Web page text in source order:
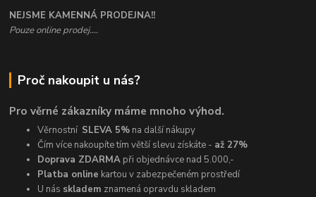
NEJSME KAMENNÁ PRODEJNA!!
Pouze online prodej....
Proč nakoupit u nás?
Pro věrné zákazníky máme mnoho výhod.
Věrnostní SLEVA 5% na další nákupy
Čím více nakoupíte tím větší slevu získáte - až 27%
Doprava ZDARMA při objednávce nad 5.000,-
Platba online kartou v zabezpečeném prostředí
U nás skladem znamená opravdu skladem